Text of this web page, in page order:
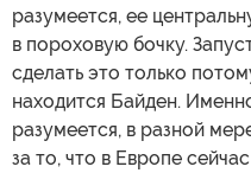
разумеется, ее
в пороховую бочку.
сделать это только
находится Байден.
разумеется, в разной
за то, что в Европе